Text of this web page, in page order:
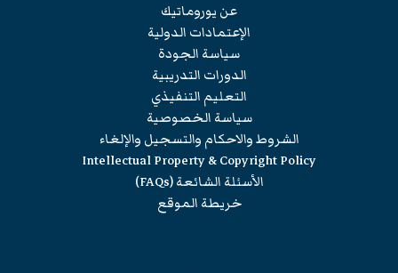
عن يوروماتيك
الإعتمادات الدولية
سياسة الجودة
الدورات التدريبية
التعليم التنفيذي
سياسة الخصوصية
الشروط والاحكام والتسجيل والإلغاء
Intellectual Property & Copyright Policy
الأسئلة الشائعة (FAQs)
خريطة الموقع